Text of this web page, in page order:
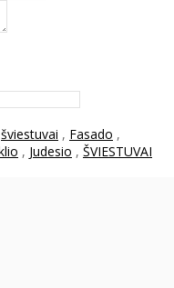
šviestuvai , Fasado ,
, Judesio , ŠVIESTUVAI